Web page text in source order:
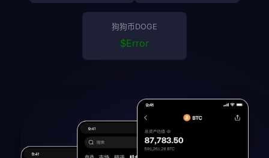
狗狗币DOGE
$Error